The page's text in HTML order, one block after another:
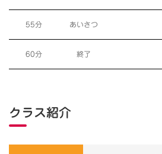
55分 あいさつ
60分 終了
クラス紹介